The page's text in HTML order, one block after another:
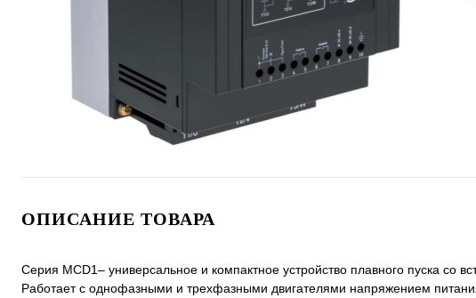
ОПИСАНИЕ ТОВАРА
Серия MCD1– универсальное и компактное устройство плавного пуска со
Работает с однофазными и трехфазными двигателями напряжением